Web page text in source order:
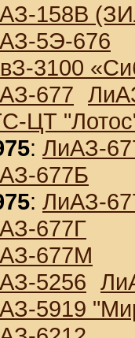
158В
5Э-676
3100
677
ЦТ
: ЛиАЗ-
677Б
: ЛиАЗ-
677Г
677М
5256
5919